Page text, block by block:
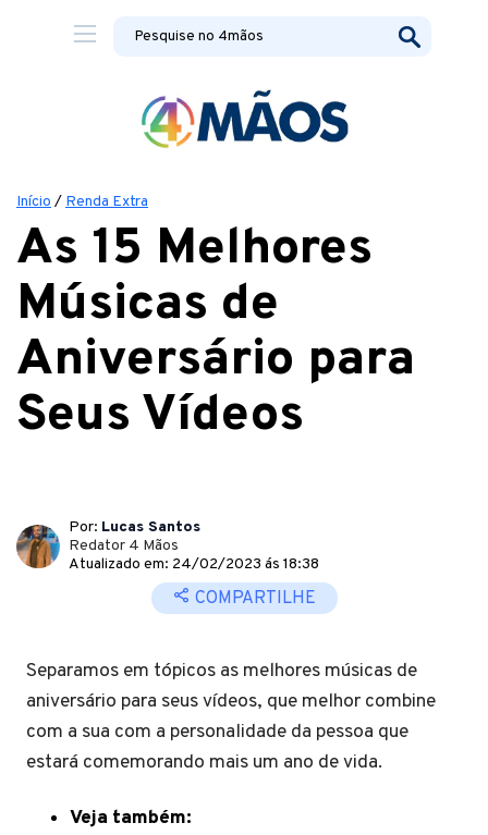
Início / Renda Extra
As 15 Melhores
Músicas de
Aniversário para
Seus Vídeos
Por: Lucas Santos
Redator 4 Mãos
Atualizado em: 24/02/2023 ás 18:38
COMPARTILHE
Separamos em tópicos as melhores músicas de
aniversário para seus vídeos, que melhor combine
com a sua com a personalidade da pessoa que
estará comemorando mais um ano de vida.
Veja também: